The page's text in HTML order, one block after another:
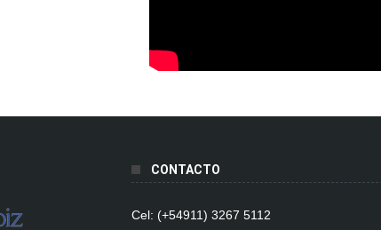
CONTACTO
Cel: (+54911) 3267 5112